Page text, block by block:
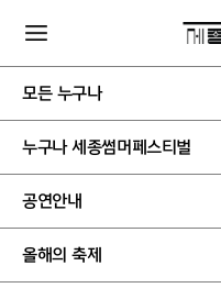
모든 누구나
누구나 세종썸머페스티벌
공연안내
올해의 축제